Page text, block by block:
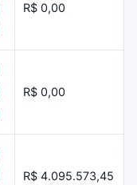
R$ 0,00
R$ 0,00
R$ 4.095.573,45